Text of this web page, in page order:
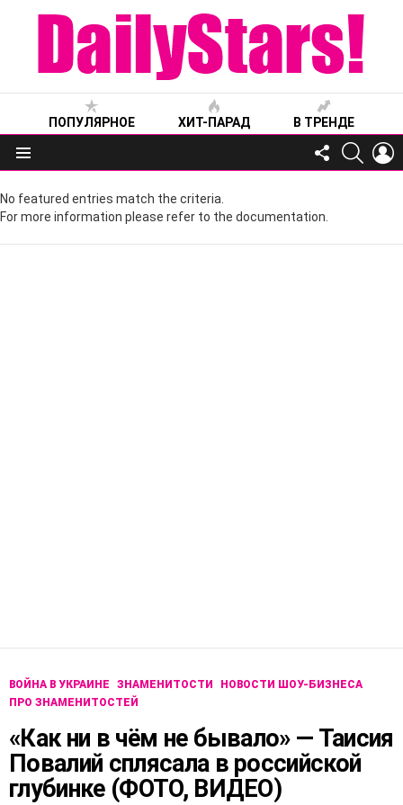
ПОПУЛЯРНОЕ ХИТ-ПАРАД В ТРЕНДЕ
Меню
FOLLOW
US
No featured entries match the criteria.
For more information please refer to the documentation.
ВОЙНА В УКРАИНЕ ЗНАМЕНИТОСТИ
НОВОСТИ ШОУ-БИЗНЕСА
ПРО ЗНАМЕНИТОСТЕЙ
«Как ни в чём не бывало» — Таисия
Повалий сплясала в российской
глубинке (ФОТО, ВИДЕО)